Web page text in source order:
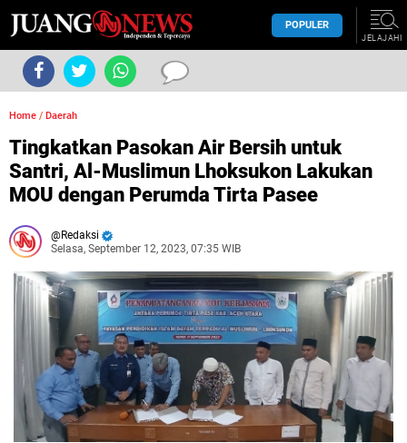
POPULER
JELAJAHI
Home / Daerah
Tingkatkan Pasokan Air Bersih untuk
Santri, Al-Muslimun Lhoksukon Lakukan
MOU dengan Perumda Tirta Pasee
Redaksi
Selasa, September 12, 2023, 07:35 WIB